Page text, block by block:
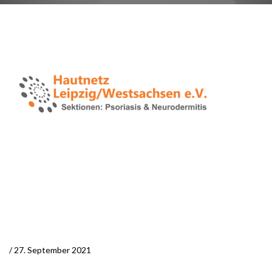
/ 27. September 2021